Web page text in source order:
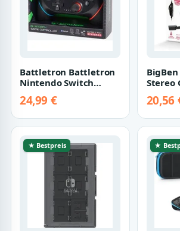
Battletron Battletron
Nintendo Switch
Controller Nintendo-
Controller
24,99 €
Stereo
20,56
★ Bestpreis ★